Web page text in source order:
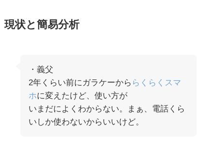
現状と簡易分析
・義父
2年くらい前にガラケーから らくらくスマ
ホに変えたけど、使い方が
いまだによくわからない。まぁ、電話くら
いしか使わないからいいけど。